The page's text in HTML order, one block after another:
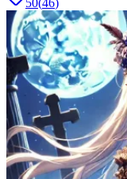
50(46)